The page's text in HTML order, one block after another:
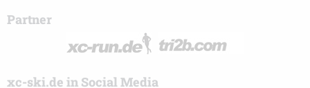
Partner
xc-ski.de in Social Media